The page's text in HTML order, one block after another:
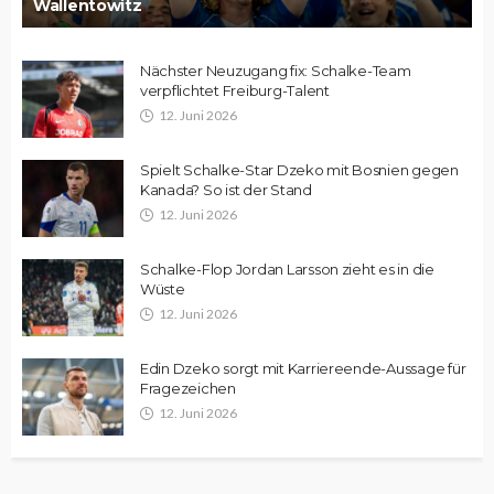
Wallentowitz
Nächster Neuzugang fix: Schalke-Team
verpflichtet Freiburg-Talent
12. Juni 2026
Spielt Schalke-Star Dzeko mit Bosnien gegen
Kanada? So ist der Stand
12. Juni 2026
Schalke-Flop Jordan Larsson zieht es in die
Wüste
12. Juni 2026
Edin Dzeko sorgt mit Karriereende-Aussage für
Fragezeichen
12. Juni 2026